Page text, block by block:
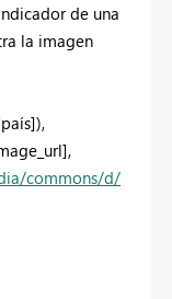
de una
la imagen
),
,
commons/d/